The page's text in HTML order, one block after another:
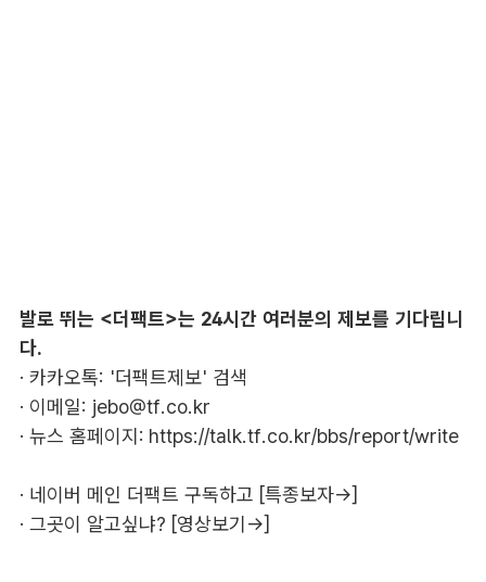
발로 뛰는 <더팩트>는 24시간 여러분의 제보를 기다립니
다.
· 카카오톡: '더팩트제보' 검색
· 이메일: jebo@tf.co.kr
· 뉴스 홈페이지: https://talk.tf.co.kr/bbs/report/write
· 네이버 메인 더팩트 구독하고 [특종보자→]
· 그곳이 알고싶냐? [영상보기→]